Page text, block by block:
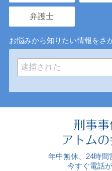
弁護士
お悩みから知りたい情報をさ
年中無休、24時間
今すぐ電話